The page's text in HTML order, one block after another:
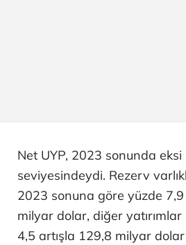
Net UYP, 2023 sonunda
seviyesindeydi. Rezerv
2023 sonuna göre yüzde 7,9
milyar dolar, diğer
4,5 artışla 129,8 milyar